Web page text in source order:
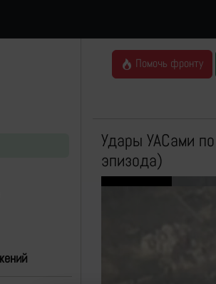
Помочь фронту
Удары УАСами
эпизода)